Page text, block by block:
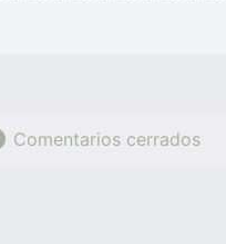
Comentarios cerrados